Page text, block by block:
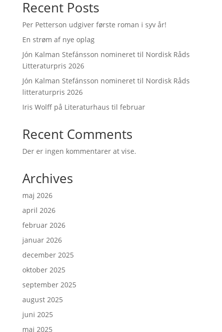
Recent Posts
Per Petterson udgiver første roman i syv år!
En strøm af nye oplag
Jón Kalman Stefánsson nomineret til Nordisk Råds
Litteraturpris 2026
Jón Kalman Stefánsson nomineret til Nordisk Råds
litteraturpris 2026
Iris Wolff på Literaturhaus til februar
Recent Comments
Der er ingen kommentarer at vise.
Archives
maj 2026
april 2026
februar 2026
januar 2026
december 2025
oktober 2025
september 2025
august 2025
juni 2025
maj 2025